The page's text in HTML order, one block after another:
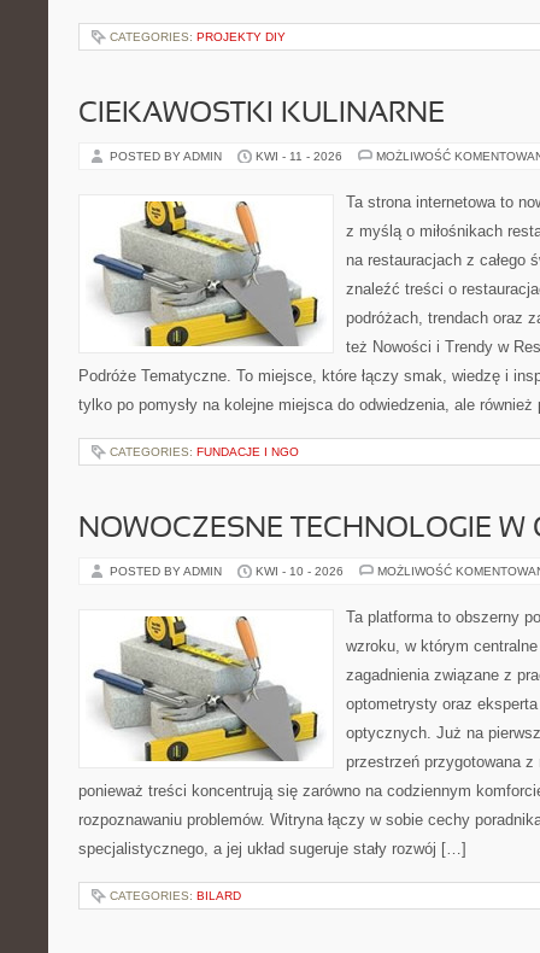
CATEGORIES: PROJEKTY DIY
CIEKAWOSTKI KULINARNE
POSTED BY ADMIN KWI - 11 - 2026 MOŻLIWOŚĆ
Ta strona internetowa to
z myślą o miłośnikach
na restauracjach z całego
znaleźć treści o
podróżach, trendach oraz
też Nowości i Trendy w
Podróże Tematyczne. To miejsce, które łączy smak, wiedzę i
tylko po pomysły na kolejne miejsca do odwiedzenia, ale
CATEGORIES: FUNDACJE I NGO
NOWOCZESNE TECHNOLOGIE W
POSTED BY ADMIN KWI - 10 - 2026 MOŻLIWOŚĆ
Ta platforma to obszerny
wzroku, w którym
zagadnienia związane z
optometrysty oraz
optycznych. Już na
przestrzeń przygotowana
ponieważ treści koncentrują się zarówno na codziennym
rozpoznawaniu problemów. Witryna łączy w sobie cechy
specjalistycznego, a jej układ sugeruje stały rozwój […]
CATEGORIES: BILARD